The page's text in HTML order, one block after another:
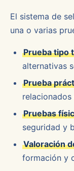
El sistema de
una o varias
Prueba tipo
alternativas
Prueba
Pruebas
seguridad y
Valoración
formación y